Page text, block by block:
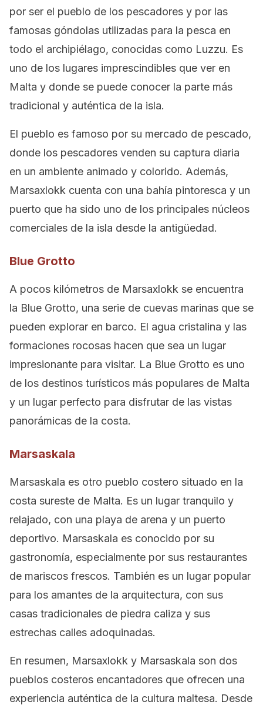
por ser el pueblo de los pescadores y por las
famosas góndolas utilizadas para la pesca en
todo el archipiélago, conocidas como Luzzu. Es
uno de los lugares imprescindibles que ver en
Malta y donde se puede conocer la parte más
tradicional y auténtica de la isla.
El pueblo es famoso por su mercado de pescado,
donde los pescadores venden su captura diaria
en un ambiente animado y colorido. Además,
Marsaxlokk cuenta con una bahía pintoresca y un
puerto que ha sido uno de los principales núcleos
comerciales de la isla desde la antigüedad.
Blue Grotto
A pocos kilómetros de Marsaxlokk se encuentra
la Blue Grotto, una serie de cuevas marinas que se
pueden explorar en barco. El agua cristalina y las
formaciones rocosas hacen que sea un lugar
impresionante para visitar. La Blue Grotto es uno
de los destinos turísticos más populares de Malta
y un lugar perfecto para disfrutar de las vistas
panorámicas de la costa.
Marsaskala
Marsaskala es otro pueblo costero situado en la
costa sureste de Malta. Es un lugar tranquilo y
relajado, con una playa de arena y un puerto
deportivo. Marsaskala es conocido por su
gastronomía, especialmente por sus restaurantes
de mariscos frescos. También es un lugar popular
para los amantes de la arquitectura, con sus
casas tradicionales de piedra caliza y sus
estrechas calles adoquinadas.
En resumen, Marsaxlokk y Marsaskala son dos
pueblos costeros encantadores que ofrecen una
experiencia auténtica de la cultura maltesa. Desde